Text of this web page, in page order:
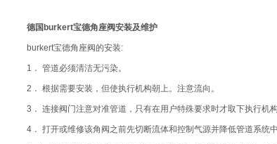
德国burkert宝德角座阀安装及维护
burkert宝德角座阀的安装:
1． 管道必须清洁无污染。
2． 根据需要安装，但使执行机构朝上。注意流向。
3． 连接阀门注意对准管道，只有在用户特殊要求时才取下执行机构
4． 打开或维修该角阀之前先切断流体和控制气源并降低管道系统中